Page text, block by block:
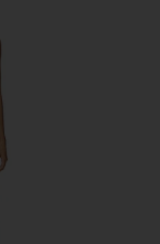
REEVE 가운